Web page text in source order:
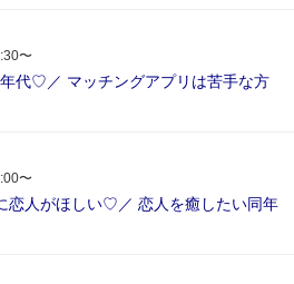
〜
代♡／ マッチングアプリは苦手な方
〜
恋人がほしい♡／ 恋人を癒したい同年